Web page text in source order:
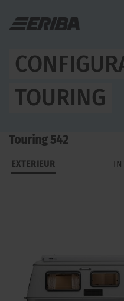
TOURING
Touring 542
EXTERIEUR